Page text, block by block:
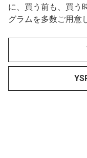
に、買う前も、買う
グラムを多数ご用意